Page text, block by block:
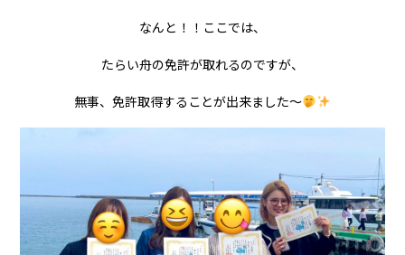
なんと！！ここでは、
たらい舟の免許が取れるのですが、
無事、免許取得することが出来ました〜